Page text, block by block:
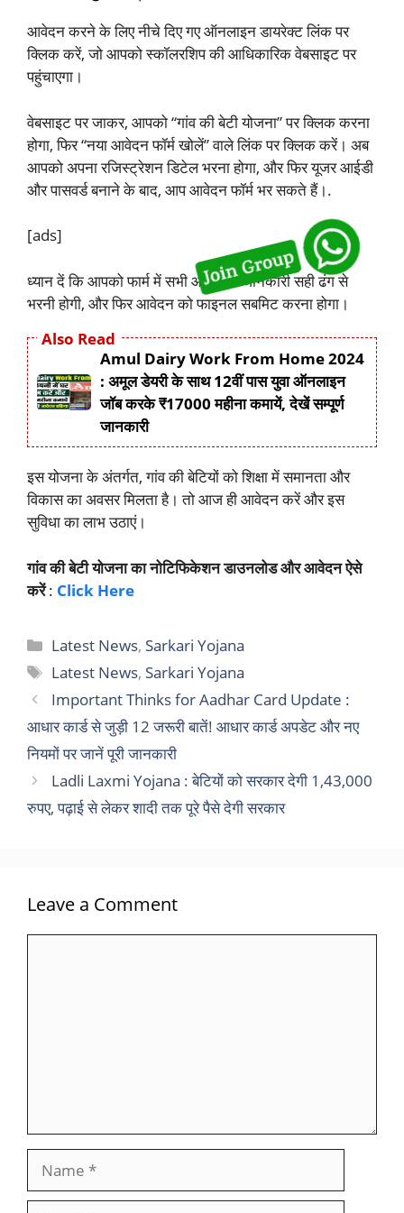
आवेदन करने के लिए नीचे दिए गए ऑनलाइन डायरेक्ट लिंक पर
क्लिक करें, जो आपको स्कॉलरशिप की आधिकारिक वेबसाइट पर
पहुंचाएगा।
वेबसाइट पर जाकर, आपको “गांव की बेटी योजना” पर क्लिक करना
होगा, फिर “नया आवेदन फॉर्म खोलें” वाले लिंक पर क्लिक करें। अब
आपको अपना रजिस्ट्रेशन डिटेल भरना होगा, और फिर यूजर आईडी
और पासवर्ड बनाने के बाद, आप आवेदन फॉर्म भर सकते हैं।.
[ads]
ध्यान दें कि आपको फार्म में सभी आवश्यक जानकारी सही ढंग से
भरनी होगी, और फिर आवेदन को फाइनल सबमिट करना होगा।
Also Read
Amul Dairy Work From Home 2024
: अमूल डेयरी के साथ 12वीं पास युवा ऑनलाइन
जॉब करके ₹17000 महीना कमायें, देखें सम्पूर्ण
जानकारी
इस योजना के अंतर्गत, गांव की बेटियों को शिक्षा में समानता और
विकास का अवसर मिलता है। तो आज ही आवेदन करें और इस
सुविधा का लाभ उठाएं।
गांव की बेटी योजना का नोटिफिकेशन डाउनलोड और आवेदन ऐसे
करें: Click Here
Categories
Latest News, Sarkari Yojana
Tags
Latest News, Sarkari Yojana
Important Thinks for Aadhar Card Update :
आधार कार्ड से जुड़ी 12 जरूरी बातें! आधार कार्ड अपडेट और नए
नियमों पर जानें पूरी जानकारी
Ladli Laxmi Yojana : बेटियों को सरकार देगी 1,43,000
रुपए, पढ़ाई से लेकर शादी तक पूरे पैसे देगी सरकार
Leave a Comment